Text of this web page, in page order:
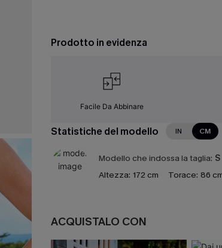
Prodotto in evidenza
Facile Da Abbinare
Statistiche del modello IN CM
Modello che indossa la taglia: S
Altezza: 172 cm Torace: 86
ACQUISTALO CON